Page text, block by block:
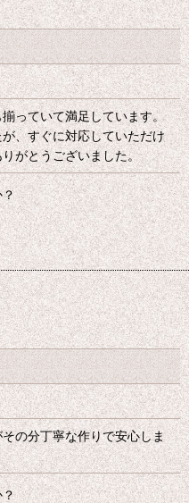
っていて満足しています。
、すぐに対応していただけ
がとうございました。
？
の分丁寧な作りで安心しま
？